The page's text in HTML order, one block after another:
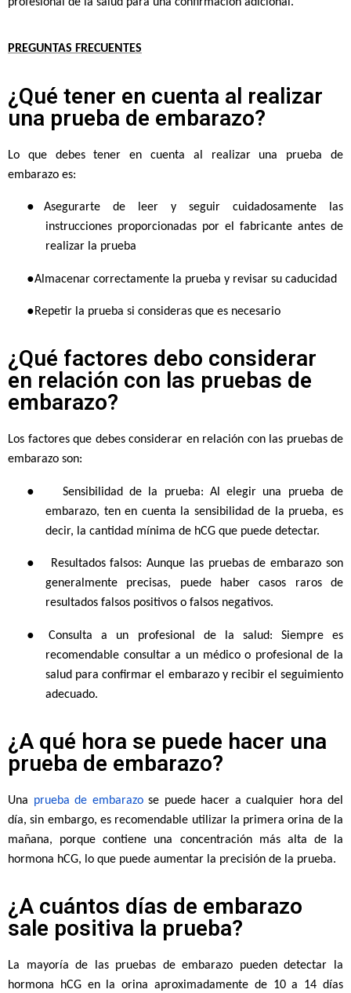
PREGUNTAS FRECUENTES
¿Qué tener en cuenta al realizar
una prueba de embarazo?
Lo que debes tener en cuenta al realizar una prueba de
embarazo es:
●
Asegurarte de leer y seguir cuidadosamente las
instrucciones proporcionadas por el fabricante antes de
realizar la prueba
●Almacenar correctamente la prueba y revisar su caducidad
●Repetir la prueba si consideras que es necesario
¿Qué factores debo considerar
en relación con las pruebas de
embarazo?
Los factores que debes considerar en relación con las pruebas de
embarazo son:
●
Sensibilidad de la prueba: Al elegir una prueba de
embarazo, ten en cuenta la sensibilidad de la prueba, es
decir, la cantidad mínima de hCG que puede detectar.
●
Resultados falsos: Aunque las pruebas de embarazo son
generalmente precisas, puede haber casos raros de
resultados falsos positivos o falsos negativos.
●Consulta a un profesional de la salud: Siempre es
recomendable consultar a un médico o profesional de la
salud para confirmar el embarazo y recibir el seguimiento
adecuado.
¿A qué hora se puede hacer una
prueba de embarazo?
Una prueba de embarazo se puede hacer a cualquier hora del
día, sin embargo, es recomendable utilizar la primera orina de la
mañana, porque contiene una concentración más alta de la
hormona hCG, lo que puede aumentar la precisión de la prueba.
¿A cuántos días de embarazo
sale positiva la prueba?
La mayoría de las pruebas de embarazo pueden detectar la
hormona hCG en la orina aproximadamente de 10 a 14 días